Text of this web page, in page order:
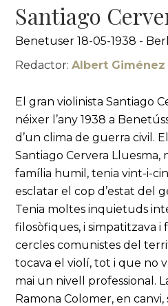
Santiago
Benetuser 18-05-1938 -
Redactor:Albert Giménez
El gran violinista Santiago
néixer l’any 1938 a
d’un clima de guerra civil.
Santiago Cervera Lluesma,
família humil, tenia vint-i-
esclatar el cop d’estat del
Tenia moltes inquietuds
filosòfiques, i simpatitzava i
cercles comunistes del
tocava el violí, tot i que no
mai un nivell professional.
Ramona Colomer, en canvi,